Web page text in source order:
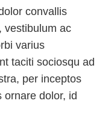
convallis
vestibulum ac
varius
taciti sociosqu ad
per inceptos
ornare dolor, id